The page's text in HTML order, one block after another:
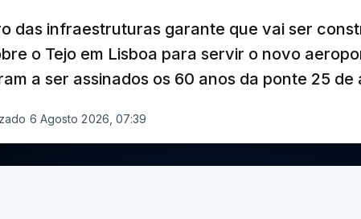
das infraestruturas garante que vai ser
o Tejo em Lisboa para servir o novo
a ser assinados os 60 anos da ponte 25 de
6 Agosto 2026, 07:39